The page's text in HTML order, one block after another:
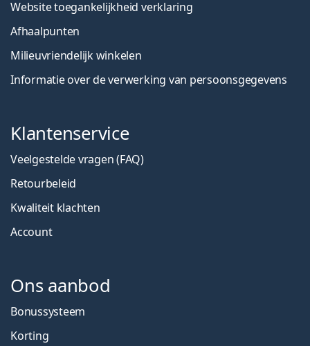
Website toegankelijkheid verklaring
Afhaalpunten
Milieuvriendelijk winkelen
Informatie over de verwerking van persoonsgegevens
Klantenservice
Veelgestelde vragen (FAQ)
Retourbeleid
Kwaliteit klachten
Account
Ons aanbod
Bonussysteem
Korting